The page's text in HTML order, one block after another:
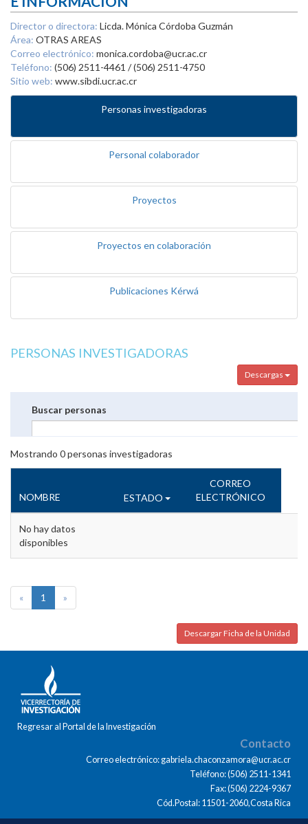
Director o directora: Licda. Mónica Córdoba Guzmán
Área: OTRAS AREAS
Correo electrónico: monica.cordoba@ucr.ac.cr
Teléfono: (506) 2511-4461 / (506) 2511-4750
Sitio web: www.sibdi.ucr.ac.cr
Personas investigadoras
Personal colaborador
Proyectos
Proyectos en colaboración
Publicaciones Kérwá
PERSONAS INVESTIGADORAS
Descargas
Buscar personas
Mostrando 0personas investigadoras
NOMBRE ESTADO
CORREO
ELECTRÓNICO
No hay datos
disponibles
« 1 »
Descargar Ficha de la Unidad
Regresar al Portal de la Investigación
Contacto
Correo electrónico: gabriela.chaconzamora@ucr.ac.cr
Teléfono: (506) 2511-1341
Fax: (506) 2224-9367
Cód.Postal: 11501-2060,Costa Rica